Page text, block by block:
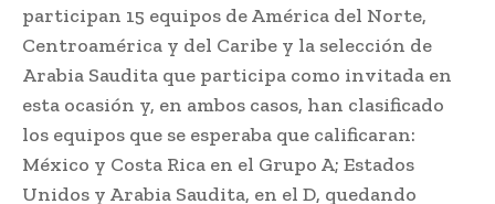
participan 15 equipos de América del Norte,
Centroamérica y del Caribe y la selección de
Arabia Saudita que participa como invitada en
esta ocasión y, en ambos casos, han clasificado
los equipos que se esperaba que calificaran:
México y Costa Rica en el Grupo A; Estados
Unidos y Arabia Saudita, en el D, quedando